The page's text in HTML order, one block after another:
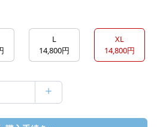
L
14,800円
XL
14,800円